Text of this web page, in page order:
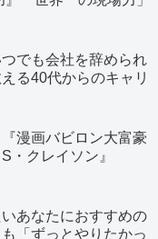
つでも会社を辞められ
る40代からのキャリ
漫画バビロン大富豪
・クレイソン』
あなたにおすすめの
「ずっとやりたかっ